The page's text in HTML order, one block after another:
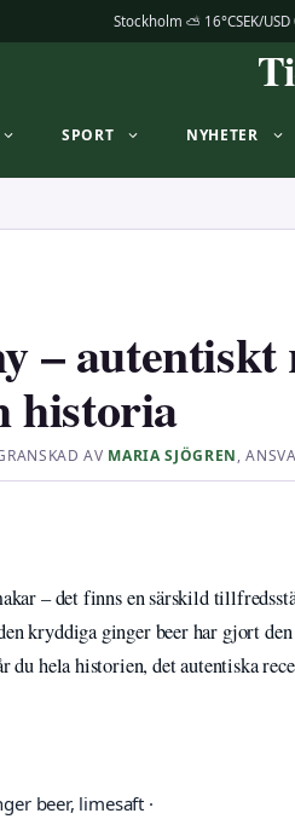
Stockholm ⛅ 16°CSEK/
SPORT NYHETER
– autentiskt
historia
AV MARIA SJÖGREN,
– det finns en särskild
kryddiga ginger beer har gjort
du hela historien, det autentiska
beer, limesaft ·